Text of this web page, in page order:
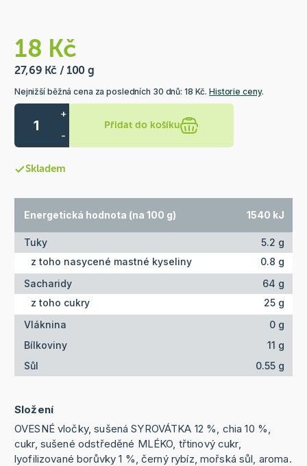
18 Kč
27,69 Kč / 100 g
Nejnižší běžná cena za posledních 30 dnů: 18 Kč.Historie ceny.
+
-
Přidat do košíku
Skladem
Energetická hodnota (na 100 g) 1540 kJ
Tuky
5.2 g
z toho nasycené mastné kyseliny
0.8 g
Sacharidy
64 g
z toho cukry
25 g
Vláknina
0 g
Bílkoviny
11 g
Sůl
0.55 g
Složení
OVESNÉ vločky, sušená SYROVÁTKA 12 %, chia 10 %,
cukr, sušené odstředěné MLÉKO, třtinový cukr,
lyofilizované borůvky 1 %, černý rybíz, mořská sůl, aroma.